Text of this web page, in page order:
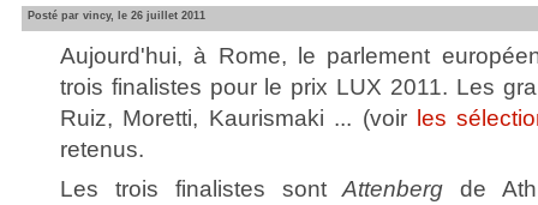
Posté par vincy, le 26 juillet 2011
Aujourd'hui, à Rome, le parlement
trois finalistes pour le prix LUX 2011. Les
Ruiz, Moretti, Kaurismaki ... (voir les
retenus.
Les trois finalistes sontAttenberg de